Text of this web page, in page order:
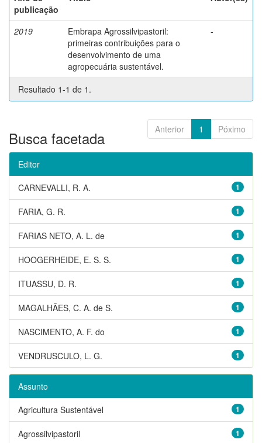
publicação
2019
Embrapa Agrossilvipastoril:
primeiras contribuições para o
desenvolvimento de uma
agropecuária sustentável.
-
Resultado 1-1 de 1.
Anterior 1 Póximo
Busca facetada
Editor
1
CARNEVALLI, R. A.
1
FARIA, G. R.
1
FARIAS NETO, A. L. de
1
HOOGERHEIDE, E. S. S.
1
ITUASSU, D. R.
1
MAGALHÃES, C. A. de S.
1
NASCIMENTO, A. F. do
1
VENDRUSCULO, L. G.
Assunto
1
Agricultura Sustentável
1
Agrossilvipastoril